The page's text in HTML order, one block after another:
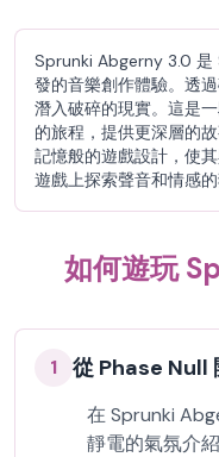
Sprunki Abgerny 3.0 是
發的音樂創作體驗。透
潛入破碎的現實。這是
的旅程，提供更深層的
記憶般的遊戲設計，使
遊戲上探索聲音和情感的
如何遊玩
1 從 Phase Null
在 Sprunki
靜電的氣氛介